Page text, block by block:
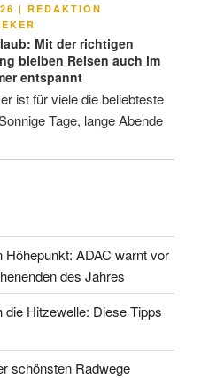
| REDAKTION
Mit der richtigen
bleiben Reisen auch im
entspannt
ist für viele die beliebteste
Tage, lange Abende
ADAC warnt vor
des Jahres
Hitzewelle: Diese Tipps
schönsten Radwege